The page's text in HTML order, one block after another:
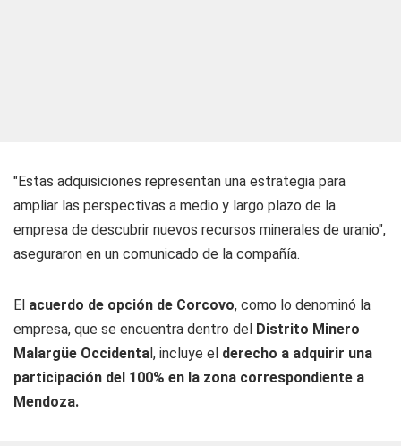
"Estas adquisiciones representan una estrategia para
ampliar las perspectivas a medio y largo plazo de la
empresa de descubrir nuevos recursos minerales de uranio",
aseguraron en un comunicado de la compañía.
El acuerdo de opción de Corcovo, como lo denominó la
empresa, que se encuentra dentro del Distrito Minero
Malargüe Occidental, incluye el derecho a adquirir una
participación del 100% en la zona correspondiente a
Mendoza.